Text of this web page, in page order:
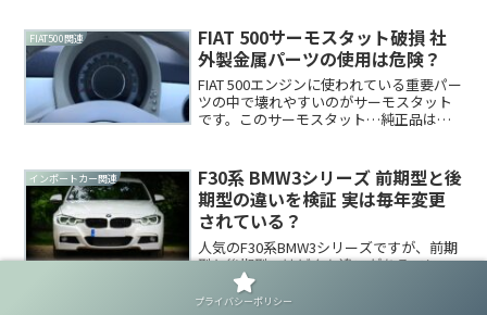
れていない危険行為をご紹介します。関
連記事関連記事関連記事誰...
FIAT500関連
FIAT 500サーモスタット破損 社
外製金属パーツの使用は危険？
FIAT 500エンジンに使われている重要パー
ツの中で壊れやすいのがサーモスタット
です。このサーモスタット…純正品は冷
これがよく破損します。今回はこの壊れ
やすいことで有...
インポートカー関連
F30系 BMW3シリーズ 前期型と後
期型の違いを検証 実は毎年変更
されている？
人気のF30系BMW3シリーズですが、前期
型と後期型ではどんな違いがあるでしょ
うか？実は結論を言ってしまうと実際は
生産年ごとに違いがあって、単純に前期
プライバシーポリシー